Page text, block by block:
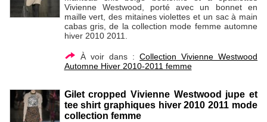
Vivienne Westwood, porté avec un bonnet en
maille vert, des mitaines violettes et un sac à main
cabas gris, de la collection mode femme automne
hiver 2010 2011.
À voir dans :Collection Vivienne Westwood
Automne Hiver 2010-2011 femme
Gilet cropped Vivienne Westwood jupe et
tee shirt graphiques hiver 2010 2011 mode
collection femme